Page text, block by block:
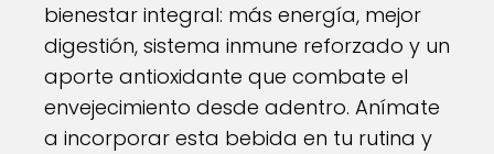
bienestar integral: más energía, mejor
digestión, sistema inmune reforzado y un
aporte antioxidante que combate el
envejecimiento desde adentro. Anímate
a incorporar esta bebida en tu rutina y